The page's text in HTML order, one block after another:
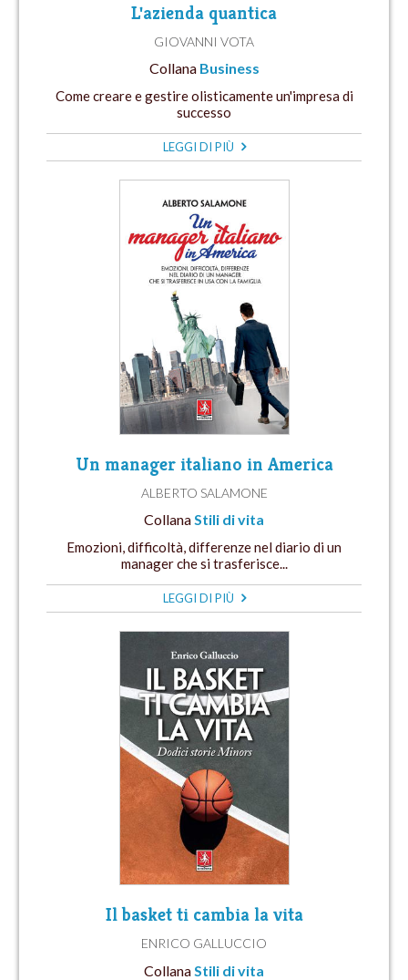
L'azienda quantica
GIOVANNI VOTA
Collana Business
Come creare e gestire olisticamente un'impresa di
successo
LEGGI DI PIÙ
Un manager italiano in America
ALBERTO SALAMONE
CollanaStili di vita
Emozioni, difficoltà, differenze nel diario di un
manager che si trasferisce...
LEGGI DI PIÙ
Il basket ti cambia la vita
ENRICO GALLUCCIO
CollanaStili di vita